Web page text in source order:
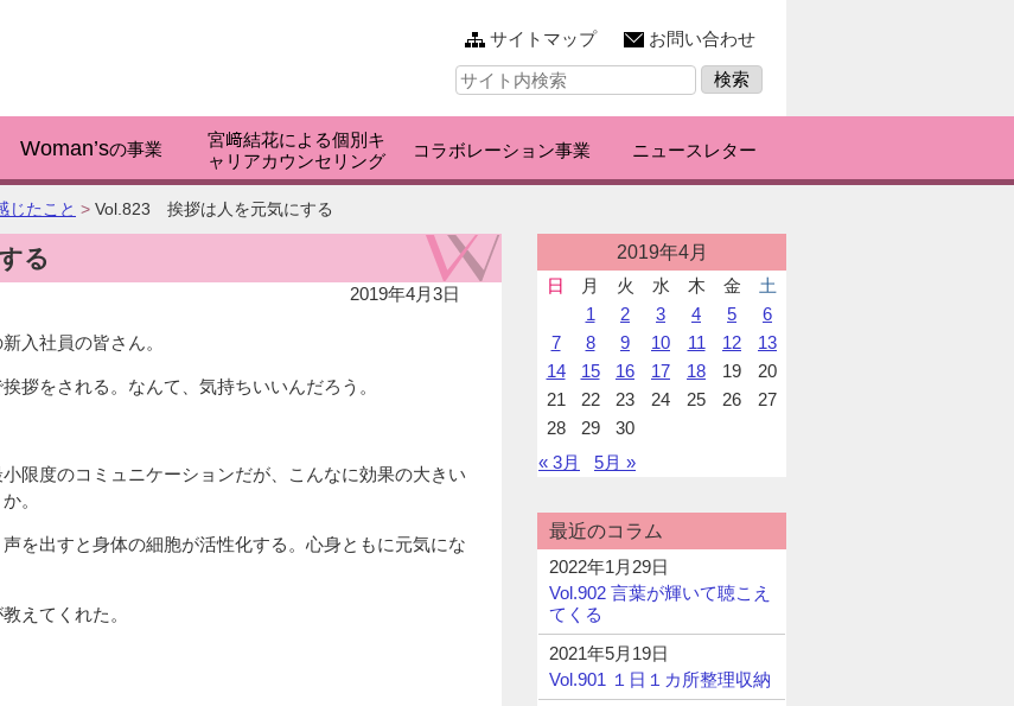
サイトマップ
お問い合わせ
サ
イ
検
索:
Woman’sの事業
宮﨑結花による個別キ
ャリアカウンセリング
コラボレーション事業 ニュースレター
じたこと > Vol.823 挨拶は人を元気にする
る
2019年4月3日
入社員の皆さん。
拶をされる。なんて、気持ちいいんだろう。
限度のコミュニケーションだが、こんなに効果の大きい
。
を出すと身体の細胞が活性化する。心身ともに元気にな
えてくれた。
稿
カ
ン
ダ
2019年4月
日
月 火 水 木 金
土
1
2 3 4 5
6
7
8 9 10 11 12
13
14
15 16 17 18 19
20
21
22 23 24 25 26
27
28
29
30
« 3月
5月 »
最近のコラム
2022年1月29日
Vol.902 言葉が輝いて聴こえ
てくる
2021年5月19日
Vol.901 １日１カ所整理収納